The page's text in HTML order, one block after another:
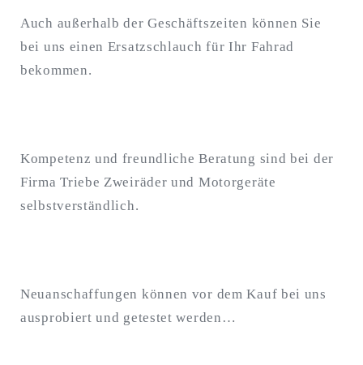
Auch außerhalb der Geschäftszeiten können Sie
bei uns einen Ersatzschlauch für Ihr Fahrad
bekommen.
Kompetenz und freundliche Beratung sind bei der
Firma Triebe Zweiräder und Motorgeräte
selbstverständlich.
Neuanschaffungen können vor dem Kauf bei uns
ausprobiert und getestet werden…